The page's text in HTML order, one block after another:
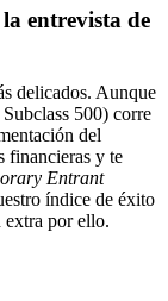
entrevista de
delicados. Aunque
500) corre
del
financieras y te
Entrant
índice de éxito
extra por ello.